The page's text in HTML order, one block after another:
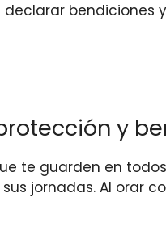
bendiciones
y
te guarden en
jornadas. Al orar